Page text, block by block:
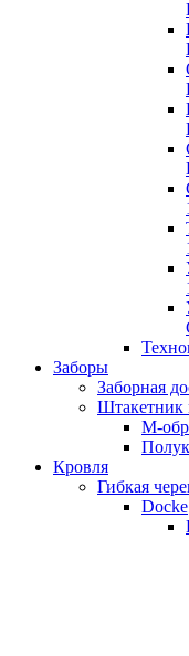
Заборы
Заборная
Штакетник
М-
Кровля
Гибкая
Docke